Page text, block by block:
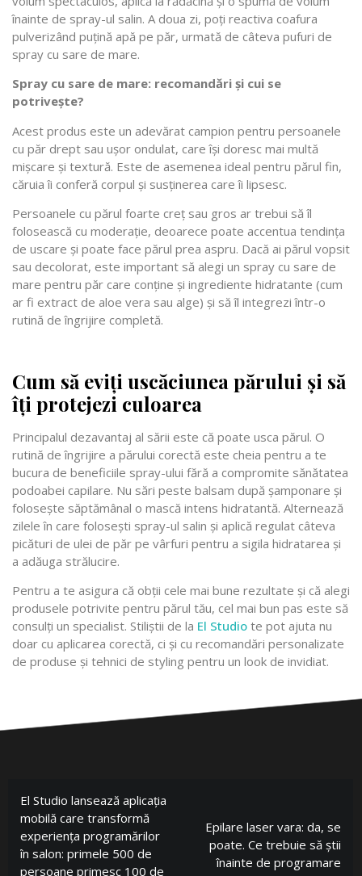
înainte de spray-ul salin. A doua zi, poți reactiva coafura
pulverizând puțină apă pe păr, urmată de câteva pufuri de
spray cu sare de mare.
Spray cu sare de mare: recomandări și cui se
potrivește?
Acest produs este un adevărat campion pentru persoanele
cu păr drept sau ușor ondulat, care își doresc mai multă
mișcare și textură. Este de asemenea ideal pentru părul fin,
căruia îi conferă corpul și susținerea care îi lipsesc.
Persoanele cu părul foarte creț sau gros ar trebui să îl
folosească cu moderație, deoarece poate accentua tendința
de uscare și poate face părul prea aspru. Dacă ai părul vopsit
sau decolorat, este important să alegi un spray cu sare de
mare pentru păr care conține și ingrediente hidratante (cum
ar fi extract de aloe vera sau alge) și să îl integrezi într-o
rutină de îngrijire completă.
Cum să eviți uscăciunea părului și să
îți protejezi culoarea
Principalul dezavantaj al sării este că poate usca părul. O
rutină de îngrijire a părului corectă este cheia pentru a te
bucura de beneficiile spray-ului fără a compromite sănătatea
podoabei capilare. Nu sări peste balsam după șamponare și
folosește săptămânal o mască intens hidratantă. Alternează
zilele în care folosești spray-ul salin și aplică regulat câteva
picături de ulei de păr pe vârfuri pentru a sigila hidratarea și
a adăuga strălucire.
Pentru a te asigura că obții cele mai bune rezultate și că alegi
produsele potrivite pentru părul tău, cel mai bun pas este să
consulți un specialist. Stiliștii de la El Studio te pot ajuta nu
doar cu aplicarea corectă, ci și cu recomandări personalizate
de produse și tehnici de styling pentru un look de invidiat.
El Studio lansează aplicația
mobilă care transformă
experiența programărilor
în salon: primele 500 de
persoane primesc 100 de
Epilare laser vara: da, se
poate. Ce trebuie să știi
înainte de programare